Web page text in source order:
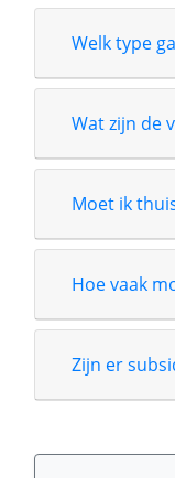
Welk type
Wat zijn de
Moet ik
Hoe vaak
Zijn er